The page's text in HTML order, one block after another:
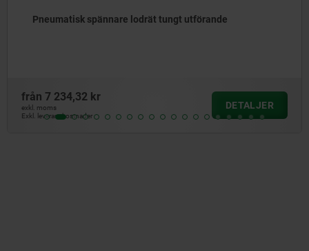
utförande
DETALJER
Lodrät pneumatisk spännare
3 284,69 kr
Exkl. leveranskostnader